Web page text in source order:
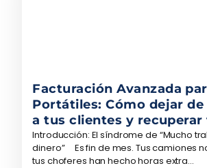
Facturación Avanzada
Portátiles: Cómo dejar
a tus clientes y recuperar
liquidez
Introducción: El síndrome de “Mucho
dinero” Es fin de mes. Tus camiones
tus choferes han hecho horas extra...